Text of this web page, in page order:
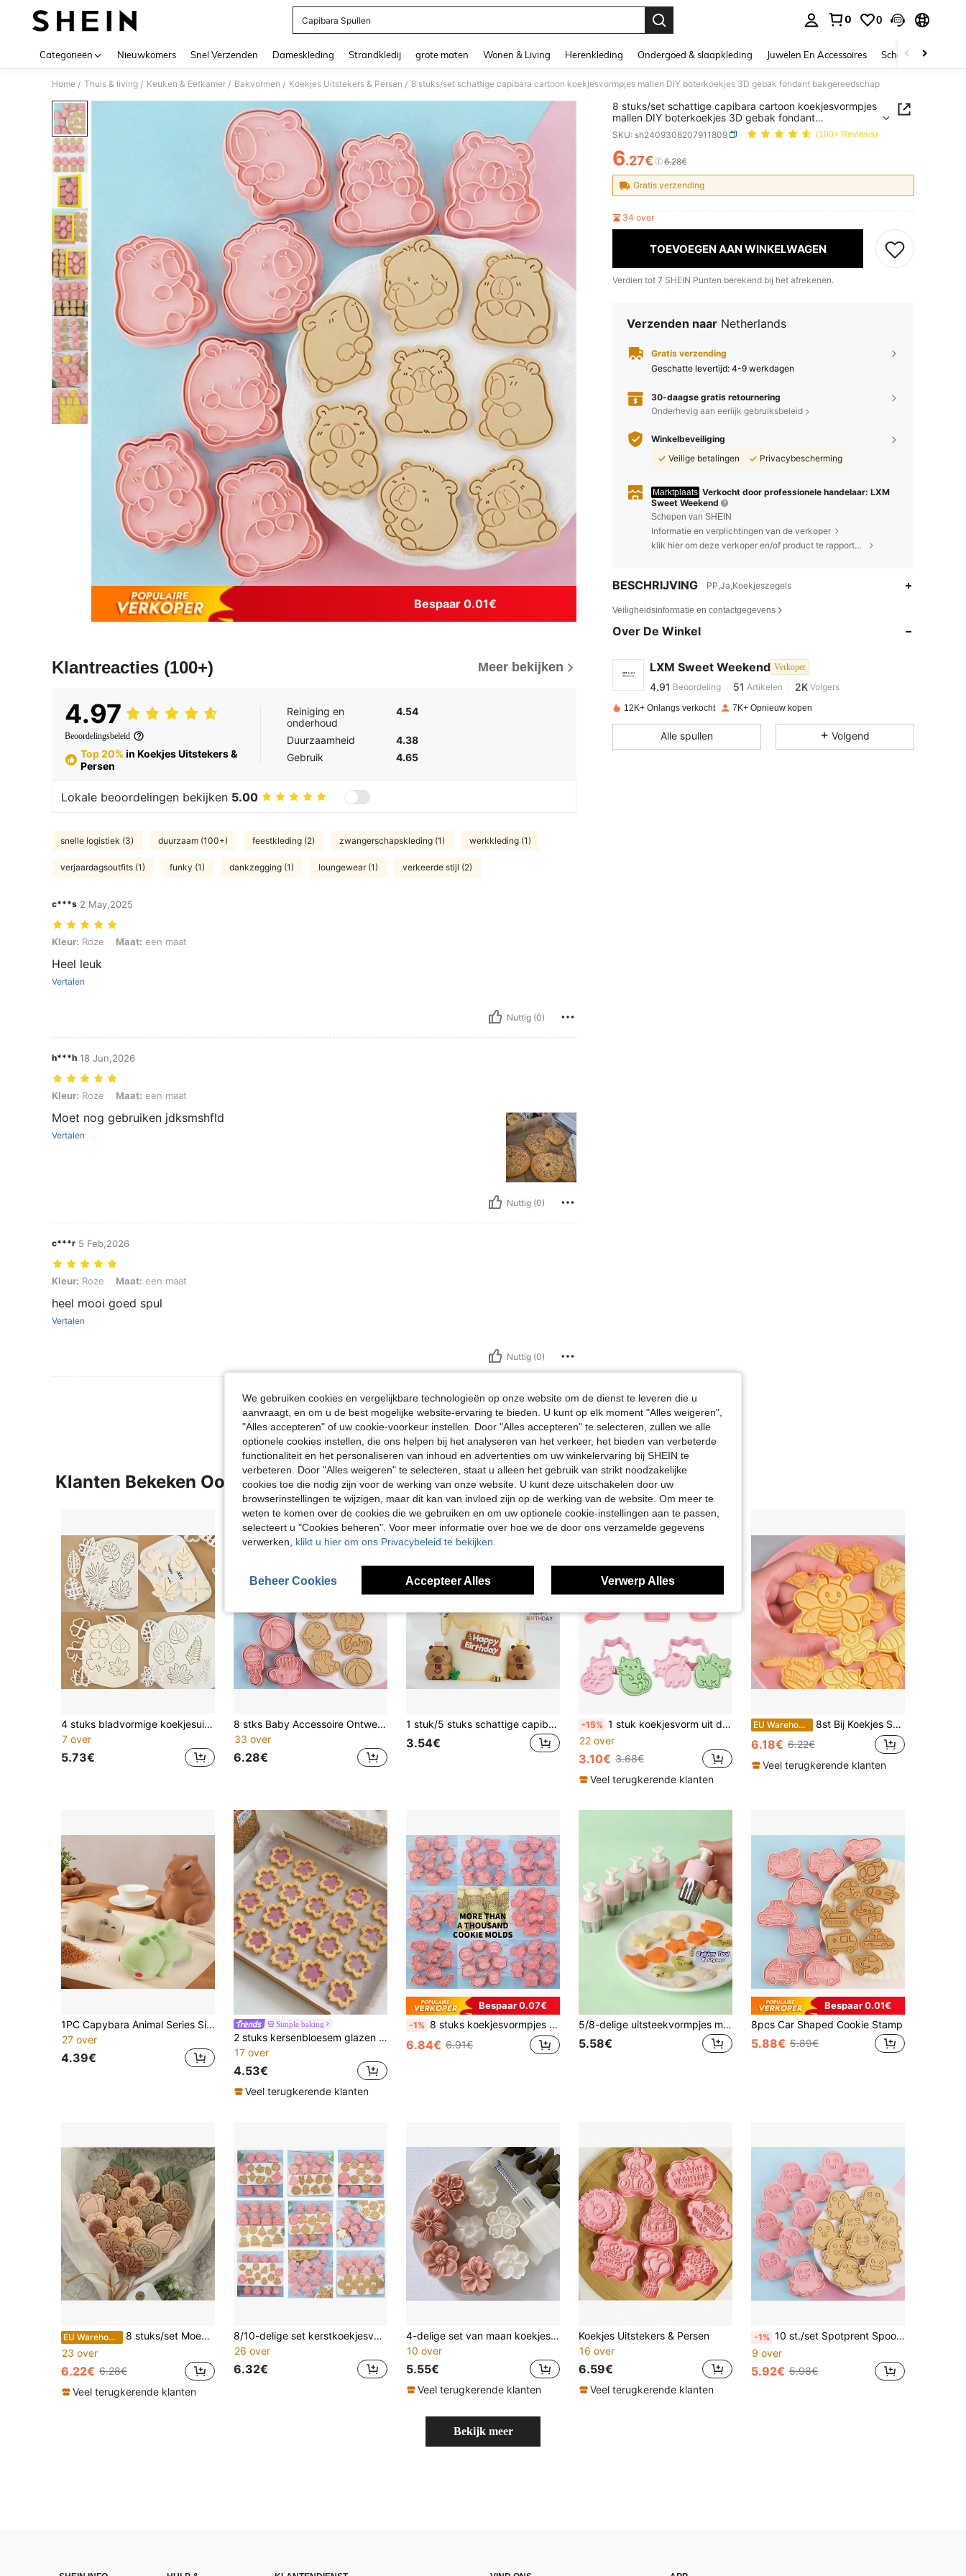
Capibara Spullen
0 0
Categorieën Nieuwkomers Snel Verzenden Dameskleding Strandkledij grote maten Wonen & Living Herenkleding Ondergoed & slaapkleding Juwelen En Accessoires Schoonheid &
Home / Thuis & living / Keuken & Eetkamer / Bakvormen / Koekjes Uitstekers & Persen / 8 stuks/set schattige capibara cartoon koekjesvormpjes mallen DIY boterkoekjes 3D gebak fondant bakgereedschap
Bespaar 0.01€
Klantreacties (100+) Meer bekijken
4.97
Beoordelingsbeleid
Top 20% in Koekjes Uitstekers &
Persen
Reiniging en
onderhoud
4.54
Duurzaamheid
4.38
Gebruik
4.65
Lokale beoordelingen bekijken 5.00
snelle logistiek (3) duurzaam (100+) feestkleding (2) zwangerschapskleding (1) werkkleding (1)
verjaardagsoutfits (1) funky (1) dankzegging (1) loungewear (1) verkeerde stijl (2)
c***s 2 May,2025
Kleur: Roze, Maat: een maat
Kleur: Roze Maat: een maat
Heel leuk
Vertalen
Nuttig (0)
h***h 18 Jun,2026
Kleur: Roze, Maat: een maat
Kleur: Roze Maat: een maat
Moet nog gebruiken jdksmshfld
Vertalen
Nuttig (0)
c***r 5 Feb,2026
Kleur: Roze, Maat: een maat
Kleur: Roze Maat: een maat
heel mooi goed spul
Vertalen
Nuttig (0)
Meer Beoordelingen Bekijken
8 stuks/set schattige capibara cartoon koekjesvormpjes
mallen DIY boterkoekjes 3D gebak fondant
bakgereedschap
SKU: sh2409308207911809 (100+ Reviews)
PRICE AND AVAILABILITY
6.27€ 6.28€
Gratis verzending
34 over
TOEVOEGEN AAN WINKELWAGEN
Verdien tot 7 SHEIN Punten berekend bij het afrekenen.
Verzenden naar Netherlands
Gratis verzending
Geschatte levertijd: 4-9 werkdagen
30-daagse gratis retournering
Onderhevig aan eerlijk gebruiksbeleid
Winkelbeveiliging
Veilige betalingen
Privacybescherming
Marktplaats Verkocht door professionele handelaar: LXM
Sweet Weekend
Schepen van SHEIN
Informatie en verplichtingen van de verkoper
klik hier om deze verkoper en/of product te rapporteren.
BESCHRIJVING PP,Ja,Koekjeszegels
Veiligheidsinformatie en contactgegevens
Over De Winkel
LXM Sweet Weekend Verkoper
4.91
4.91 Beoordeling 51 Artikelen 2K Volgers
3***0betaalde 1 dag geleden
4.91 51 2K
12K+ Onlangs verkocht 7K+ Opnieuw kopen
Alle spullen Volgend
Klanten Bekeken Ook
4 stuks bladvormige koekjesuitstekers, esdoornblad klei-uitstekers, tropische eucalyptusbladeren, bakgereedschap, klaver voor feestdecoraties
7 over
5.73€
8 stks Baby Accessoire Ontwerp Cookie Cutter
33 over
6.28€
1 stuk/5 stuks schattige capibara taarttopper, oranje eendje met bloemenhoofdtooi, geschikt voor verjaardagstaartdecoratie, feestartikelen, bruiloft
3.54€
-15% 1 stuk koekjesvorm uit de kattenserie, 3D cartoon koekjesvorm met kat, doe-het-zelf bakvorm, koekjesvorm met gesimuleerde print, suikerschepje, bakvorm, keukengereedschap. Zeer geschikt voor het maken van gummisnoepjes, cakes, koekjes, chocolade, kaas, gelei, gebak, enz. Geschikt voor dagelijks gebruik, thuis, in restaurants, bakkerijen, dessertwinkels, op feestjes, verjaardagen en buitenactiviteiten. Geschikt als cadeau voor ouders, vrienden, buren, kook- en bakliefhebbers, voor verjaardagen, feestjes, Moederdag, Thanksgiving, enz.
22 over
3.10€ 3.68€
Veel terugkerende klanten
EU Warehouse 8st Bij Koekjes Snijders Sets Honing Koekjes Vormen 3D Cartoon Koekjesvorm DIY Koekje Postzegels Keuken Bakken Accessoires Gebakje Bak benodigdheden
6.18€ 6.22€
Veel terugkerende klanten
1PC Capybara Animal Series Siliconen Mal Voor DIY Ambachten, Diffuser Steen, Aromatherapie Kaars & Gips Ornament Maken
27 over
4.39€
Simple baking
2 stuks kersenbloesem glazen koekjesvormen, prachtige koekjesvormen, rustieke bloem zachte kleigereedschappen, cadeau- en gebakgereedschappen. Bakvormen voor het maken van verjaardagscadeaus voor desserts
17 over
4.53€
Veel terugkerende klanten
Bespaar 0.07€
-1% 8 stuks koekjesvormpjes met dierenprint, 3D-gedrukte cartoon koekjesvormen voor kinderen, verjaardagen, terug naar school, Kerstmis, Thanksgiving, feestdecoraties
6.84€ 6.91€
5/8-delige uitsteekvormpjes met uitwerper, roestvrijstalen set voor fruit, groenten, koekjes, creatief bakken, sandwiches maken, kerstkeukengadgets, cadeau-ideeën, cottagecore bakbenodigdheden, must-haves
5.58€
Bespaar 0.01€
8pcs Car Shaped Cookie Stamp
5.88€ 5.89€
EU Warehouse
8 stuks/set Moederdag bloem koekjesvormen, 3D reliëfset, 3D DIY cartoon drukbare biscuitvorm, DIY koekjesstempel keukenaccessoires, bakvormen voor gebak, frosting snijvorm, fondant bakgereedschap, bruiloft festival, bruiloftscadeaus, bruiloftstaartgereedschap
23 over
6.22€ 6.28€
Veel terugkerende klanten
8/10-delige set kerstkoekjesvormen - Kerstman, kerstboom, rendier, suikerstok, sneeuwpop, peperkoekman, sneeuwvlokvormige koekjesvormen voor kerstfeestdecoraties
26 over
6.32€
4-delige set van maan koekjes met reliëf, plastic dessertvormen, persvormen
10 over
5.55€
Veel terugkerende klanten
Koekjes Uitstekers & Persen
16 over
6.59€
Veel terugkerende klanten
-1% 10 st./set Spotprent Spookvormig Koekjesvorm , Voedsel Contacteer Materiaal 3D Uitsteekvormpje Geperst Hulpmiddel Voor Taartdecoratie & Bakken
9 over
5.92€ 5.98€
Bekijk meer
We gebruiken cookies en vergelijkbare technologieën op onze website om de dienst te leveren die u
aanvraagt, en om u de best mogelijke website-ervaring te bieden. U kunt op elk moment "Alles weigeren",
"Alles accepteren" of uw cookie-voorkeur instellen. Door "Alles accepteren" te selecteren, zullen we alle
optionele cookies instellen, die ons helpen bij het analyseren van het verkeer, het bieden van verbeterde
functionaliteit en het personaliseren van inhoud en advertenties om uw winkelervaring bij SHEIN te
verbeteren. Door "Alles weigeren" te selecteren, staat u alleen het gebruik van strikt noodzakelijke
cookies toe die nodig zijn voor de werking van onze website. U kunt deze uitschakelen door uw
browserinstellingen te wijzigen, maar dit kan van invloed zijn op de werking van de website. Om meer te
weten te komen over de cookies die we gebruiken en om uw optionele cookie-instellingen aan te passen,
selecteert u "Cookies beheren". Voor meer informatie over hoe we de door ons verzamelde gegevens
verwerken, klikt u hier om ons Privacybeleid te bekijken.
Beheer Cookies Accepteer Alles Verwerp Alles